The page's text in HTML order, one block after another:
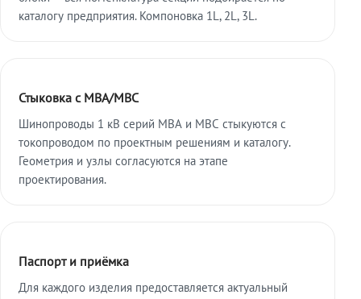
каталогу предприятия. Компоновка 1L, 2L, 3L.
Стыковка с МВА/МВС
Шинопроводы 1 кВ серий МВА и МВС стыкуются с
токопроводом по проектным решениям и каталогу.
Геометрия и узлы согласуются на этапе
проектирования.
Паспорт и приёмка
Для каждого изделия предоставляется актуальный